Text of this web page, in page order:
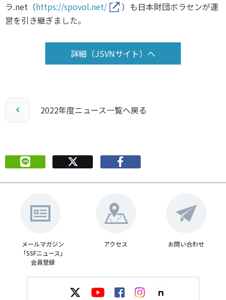
個人情報保護方針
自治体との連携
【動画】スポーツでアクティブなまちづくり
SPORT POLICY INCUBATOR ―スポーツ政策の『卵』 ―
スポーツ 歴史の検証
SSF BOOKS
ラ.net（https://spovol.net/
）も日本財団ボラセンが運
営を引き継ぎました。
詳細（JSVNサイト）へ
2022年度ニュース一覧へ戻る
メールマガジン
「SSFニュース」
会員登録
アクセス お問い合わせ